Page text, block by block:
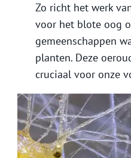
Zo richt het werk
voor het blote oog
gemeenschappen
planten. Deze
cruciaal voor onze